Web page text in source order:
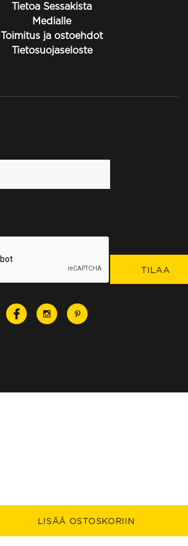
LISÄÄ OSTOSKORIIN
Tietoa Sessakista
Medialle
Toimitus ja ostoehdot
Tietosuojaseloste